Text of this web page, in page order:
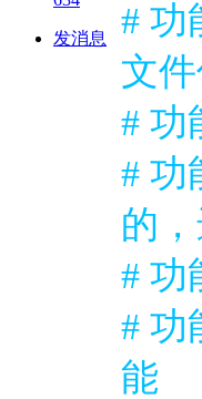
发消息
# 功
文
# 功
# 功
的
# 功
# 功
能